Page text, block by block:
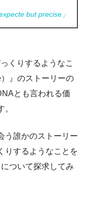
but precise」
くりするようなこ
』のストーリーの
とも言われる価
う誰かのストーリー
りするようなことを
ついて探求してみ